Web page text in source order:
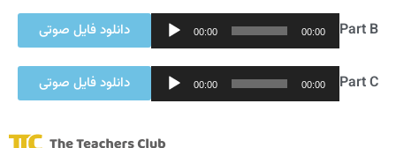
Part B
Audio
Player
00:00 00:00 دانلود فایل صوتی
Part C
Audio
Player
00:00 00:00 دانلود فایل صوتی